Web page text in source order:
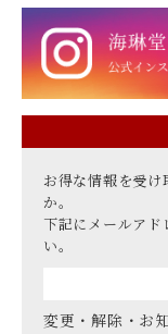
お得な情報を受
か。
下記にメールア
い。
変更・解除・お